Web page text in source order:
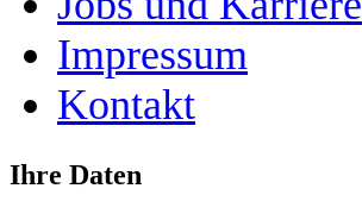
Impressum
Kontakt
Ihre Daten